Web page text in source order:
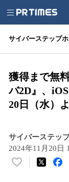
サイバーステップ
獲得まで無
バ2D』、
20日（水）
サイバーステッ
2024年11月20日
い